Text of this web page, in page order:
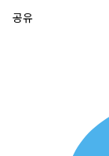
공유